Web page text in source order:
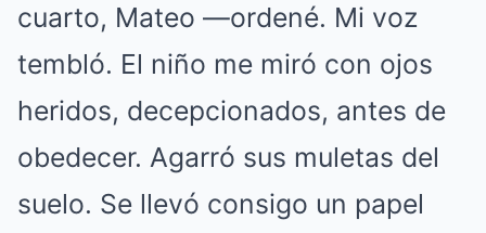
cuarto, Mateo —ordené. Mi voz
tembló. El niño me miró con ojos
heridos, decepcionados, antes de
obedecer. Agarró sus muletas del
suelo. Se llevó consigo un papel